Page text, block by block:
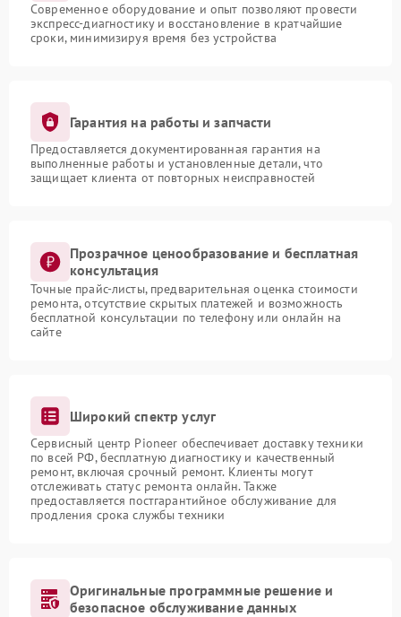
Современное оборудование и опыт позволяют провести
экспресс-диагностику и восстановление в кратчайшие
сроки, минимизируя время без устройства
Гарантия на работы и запчасти
Предоставляется документированная гарантия на
выполненные работы и установленные детали, что
защищает клиента от повторных неисправностей
Прозрачное ценообразование и бесплатная
консультация
Точные прайс-листы, предварительная оценка стоимости
ремонта, отсутствие скрытых платежей и возможность
бесплатной консультации по телефону или онлайн на
сайте
Широкий спектр услуг
Сервисный центр Pioneer обеспечивает доставку техники
по всей РФ, бесплатную диагностику и качественный
ремонт, включая срочный ремонт. Клиенты могут
отслеживать статус ремонта онлайн. Также
предоставляется постгарантийное обслуживание для
продления срока службы техники
Оригинальные программные решение и
безопасное обслуживание данных